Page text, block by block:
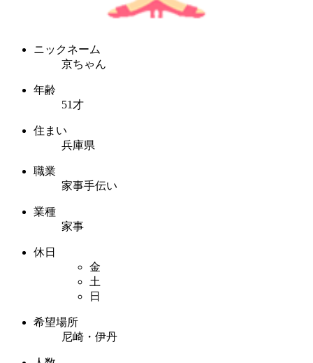
ニックネーム
京ちゃん
年齢
51才
住まい
兵庫県
職業
家事手伝い
業種
家事
休日
金
土
日
希望場所
尼崎・伊丹